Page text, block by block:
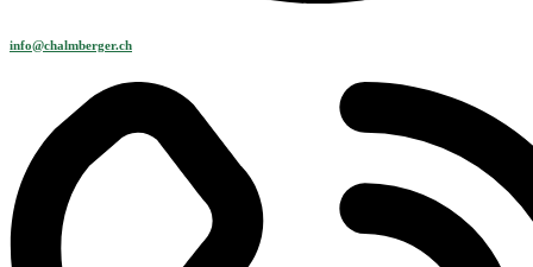
info@chalmberger.ch